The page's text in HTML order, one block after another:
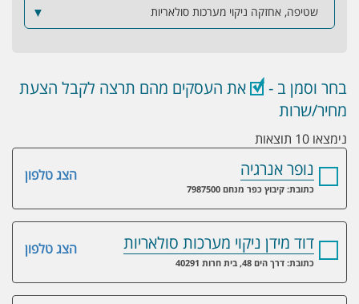
שטיפה, אחזקה ניקוי מערכות סולאריות ▼
בחר וסמן ב -
את העסקים מהם תרצה לקבל הצעת
מחיר/שרות
נימצאו 10 תוצאות
הצג טלפון נופר אנרגיה
כתובת: קיבוץ כפר מנחם 7987500
הצג טלפון דוד מידן ניקוי מערכות סולאריות
כתובת: דרך הים 48, בית חרות 40291